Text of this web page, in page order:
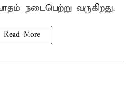
நடைபெற்று வருகிறது.
Read More